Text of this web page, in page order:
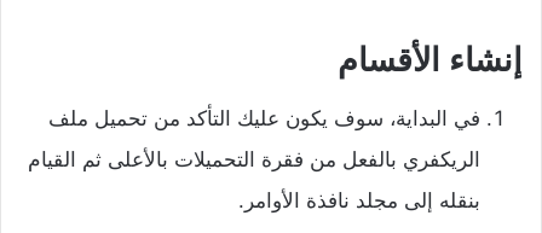
إنشاء الأقسام
‌في البداية، سوف يكون عليك التأكد من تحميل ملف
الريكفري بالفعل من فقرة التحميلات بالأعلى ثم القيام
بنقله إلى مجلد نافذة الأوامر.